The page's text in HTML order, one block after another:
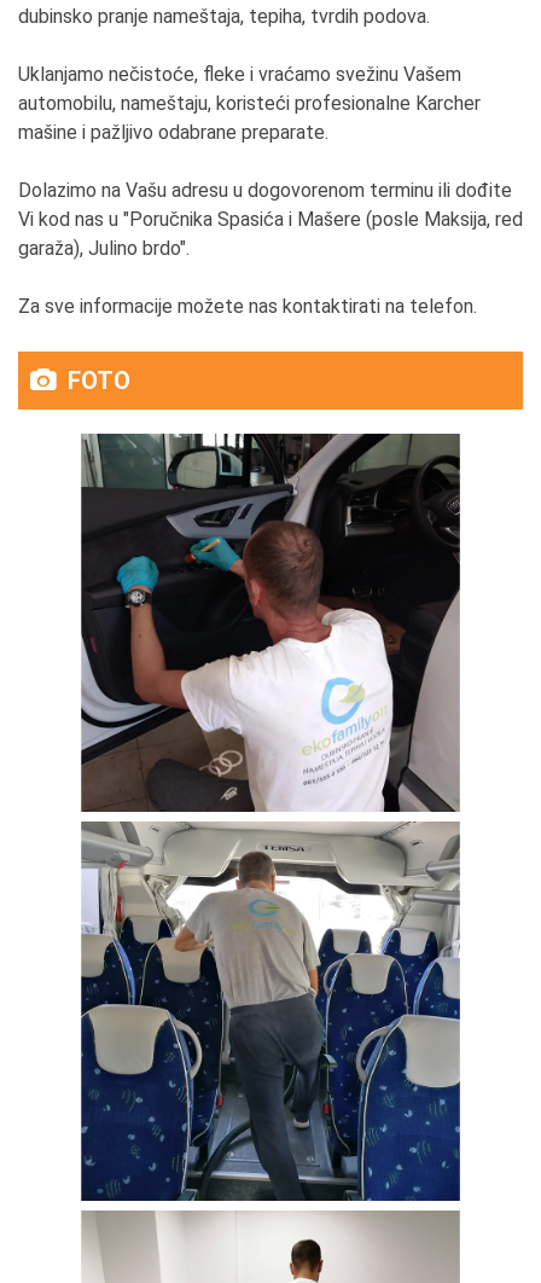
dubinsko pranje nameštaja, tepiha, tvrdih podova.
Uklanjamo nečistoće, fleke i vraćamo svežinu Vašem
automobilu, nameštaju, koristeći profesionalne Karcher
mašine i pažljivo odabrane preparate.
Dolazimo na Vašu adresu u dogovorenom terminu ili dođite
Vi kod nas u "Poručnika Spasića i Mašere (posle Maksija, red
garaža), Julino brdo".
Za sve informacije možete nas kontaktirati na telefon.
FOTO